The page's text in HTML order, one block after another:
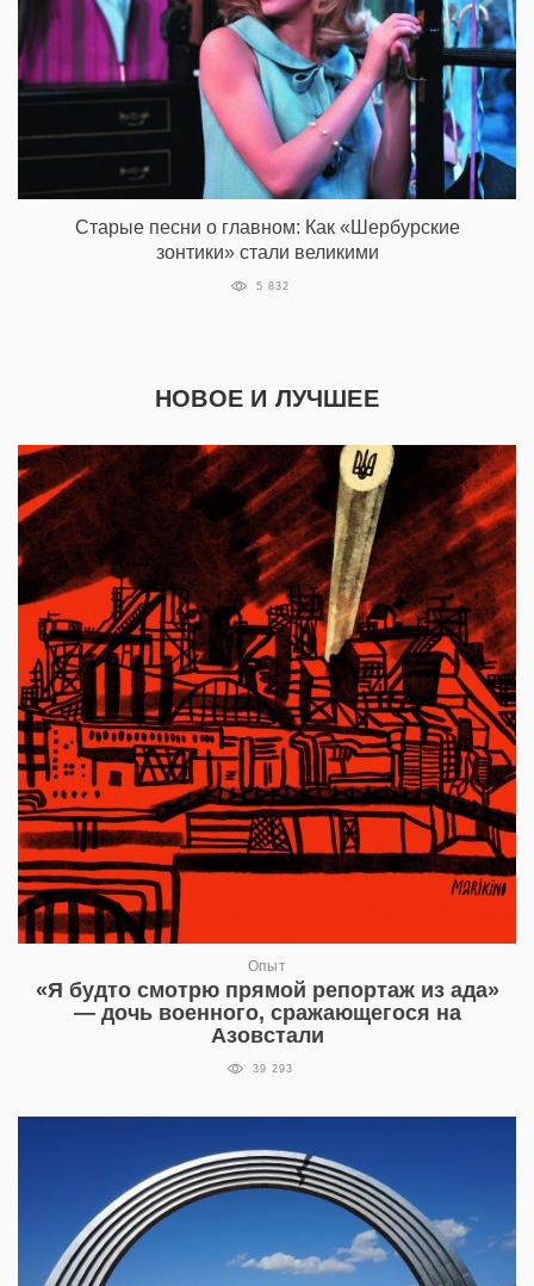
Старые песни о главном: Как «Шербурские
зонтики» стали великими
5 832
НОВОЕ И ЛУЧШЕЕ
Опыт
«Я будто смотрю прямой репортаж из ада»
— дочь военного, сражающегося на
Азовстали
39 293